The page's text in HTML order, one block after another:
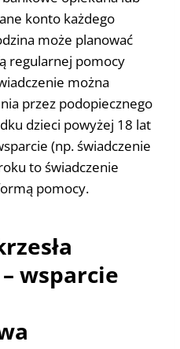
konto każdego
może planować
regularnej pomocy
można
przez podopiecznego
dzieci powyżej 18 lat
(np. świadczenie
to świadczenie
pomocy.
wsparcie